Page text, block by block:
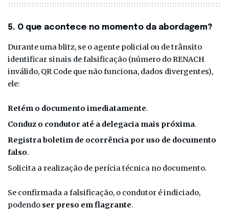
5. O que acontece no momento da abordagem?
Durante uma blitz, se o agente policial ou de trânsito
identificar sinais de falsificação (número do RENACH
inválido, QR Code que não funciona, dados divergentes),
ele:
Retém o documento imediatamente.
Conduz o condutor até a delegacia mais próxima.
Registra boletim de ocorrência por uso de documento
falso.
Solicita a realização de perícia técnica no documento.
Se confirmada a falsificação, o condutor é indiciado,
podendo ser preso em flagrante.